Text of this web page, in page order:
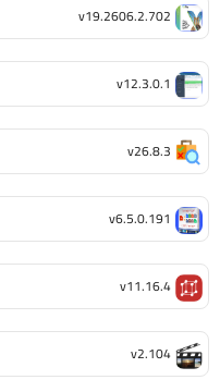
v19.2606.2.702
v12.3.0.1
v26.8.3
v6.5.0.191
v11.16.4
v2.104